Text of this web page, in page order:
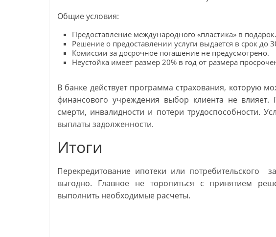
Общие условия:
Предоставление международного «пластика» в подарок.
Решение о предоставлении услуги выдается в срок до
Комиссии за досрочное погашение не предусмотрено.
Неустойка имеет размер 20% в год от размера
В банке действует программа страхования,
финансового учреждения выбор клиента не
смерти, инвалидности и потери трудоспособности.
выплаты задолженности.
Итоги
Перекредитование ипотеки или потребительского
выгодно. Главное не торопиться с принятием
выполнить необходимые расчеты.